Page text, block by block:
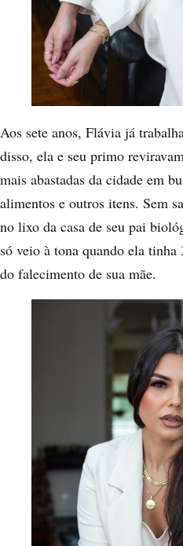
Aos sete anos, Flávia já
disso, ela e seu primo
mais abastadas da cidade em
alimentos e outros itens. Sem
no lixo da casa de seu pai
só veio à tona quando ela tinha
do falecimento de sua mãe.